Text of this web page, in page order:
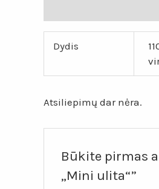
Dydis
Atsiliepimų dar nėra.
Būkite pirmas
„Mini ulita“”